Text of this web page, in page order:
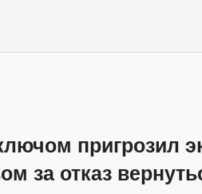
пригрозил
за отказ